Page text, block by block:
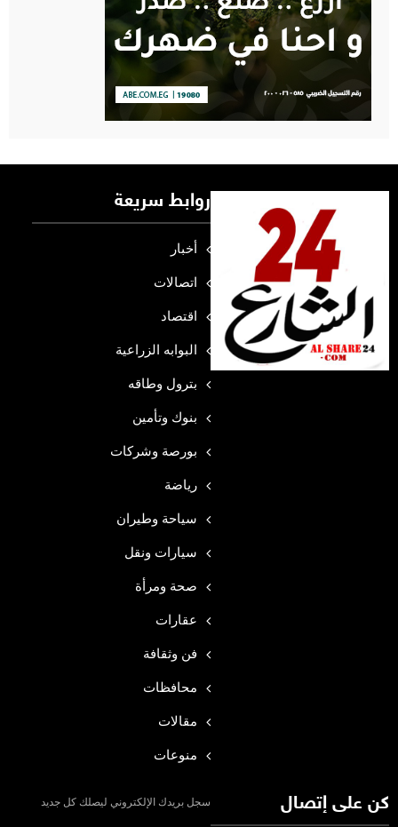
روابط سريعة
أخبار
اتصالات
اقتصاد
البوابه الزراعية
بترول وطاقه
بنوك وتأمين
بورصة وشركات
رياضة
سياحة وطيران
سيارات ونقل
صحة ومرأة
عقارات
فن وثقافة
محافظات
مقالات
منوعات
كن على إتصال سجل بريدك الإلكتروني ليصلك كل جديد